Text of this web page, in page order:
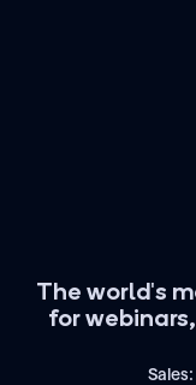
The world's
for
Sales: